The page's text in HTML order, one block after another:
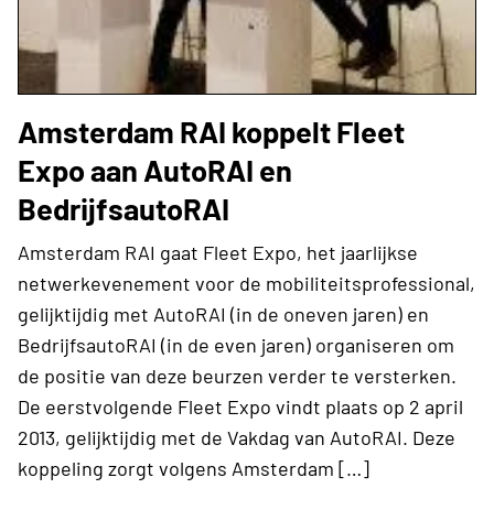
Amsterdam RAI koppelt Fleet
Expo aan AutoRAI en
BedrijfsautoRAI
Amsterdam RAI gaat Fleet Expo, het jaarlijkse
netwerkevenement voor de mobiliteitsprofessional,
gelijktijdig met AutoRAI (in de oneven jaren) en
BedrijfsautoRAI (in de even jaren) organiseren om
de positie van deze beurzen verder te versterken.
De eerstvolgende Fleet Expo vindt plaats op 2 april
2013, gelijktijdig met de Vakdag van AutoRAI. Deze
koppeling zorgt volgens Amsterdam […]